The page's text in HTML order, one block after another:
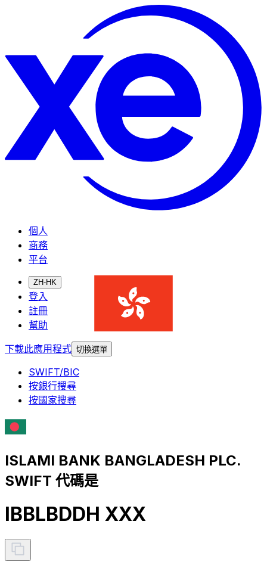
個人
商務
平台
ZH-HK
登入
註冊
幫助
下載此應用程式 切換選單
SWIFT/BIC
按銀行搜尋
按國家搜尋
ISLAMI BANK BANGLADESH PLC.
SWIFT 代碼是
IBBLBDDH XXX